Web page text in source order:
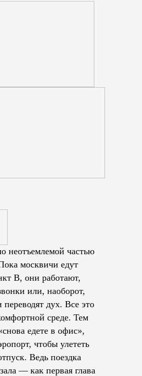
неотъемлемой частью
москвичи едут
В, они работают,
или, наоборот,
дух. Все это
среде. Тем
едете в офис»,
чтобы улететь
Ведь поездка
— как первая глава